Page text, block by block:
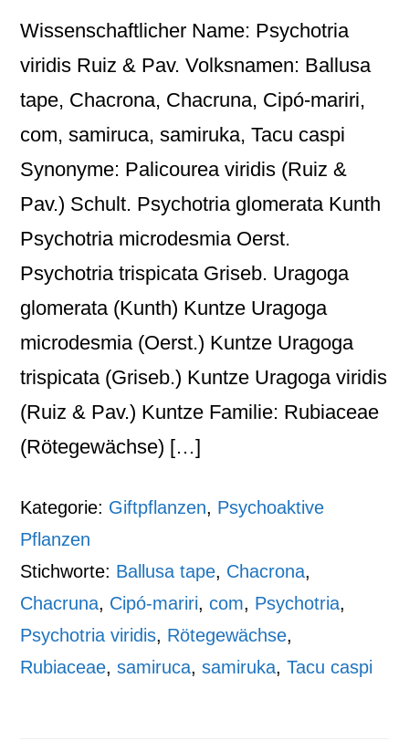
Wissenschaftlicher Name: Psychotria
viridis Ruiz & Pav. Volksnamen: Ballusa
tape, Chacrona, Chacruna, Cipó-mariri,
com, samiruca, samiruka, Tacu caspi
Synonyme: Palicourea viridis (Ruiz &
Pav.) Schult. Psychotria glomerata Kunth
Psychotria microdesmia Oerst.
Psychotria trispicata Griseb. Uragoga
glomerata (Kunth) Kuntze Uragoga
microdesmia (Oerst.) Kuntze Uragoga
trispicata (Griseb.) Kuntze Uragoga viridis
(Ruiz & Pav.) Kuntze Familie: Rubiaceae
(Rötegewächse) […]
Kategorie: Giftpflanzen, Psychoaktive
Pflanzen
Stichworte: Ballusa tape, Chacrona,
Chacruna, Cipó-mariri,com, Psychotria,
Psychotria viridis, Rötegewächse,
Rubiaceae,samiruca,samiruka,Tacu caspi